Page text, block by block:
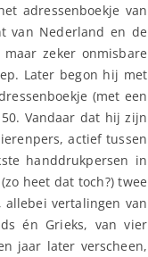
adressenboekje van
van Nederland en de
zeker onmisbare
Later begon hij met
(met een
Vandaar dat hij zijn
actief tussen
handdrukpersen in
heet dat toch?) twee
allebei vertalingen van
én Grieks, van vier
jaar later verscheen,